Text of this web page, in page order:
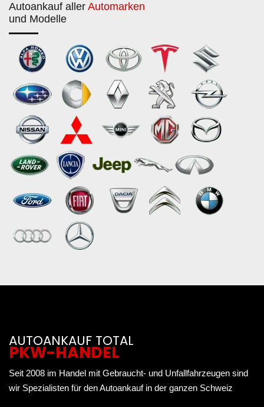
Autoankauf aller Automarken
und Modelle
AUTOANKAUF TOTAL
PKW-HANDEL
Seit 2008 im Handel mit Gebraucht- und Unfallfahrzeugen sind
wir Spezialisten für den Autoankauf in der ganzen Schweiz